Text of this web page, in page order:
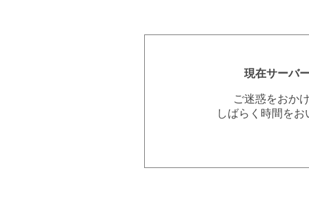
現在サーバ
ご迷惑をおか
しばらく時間を